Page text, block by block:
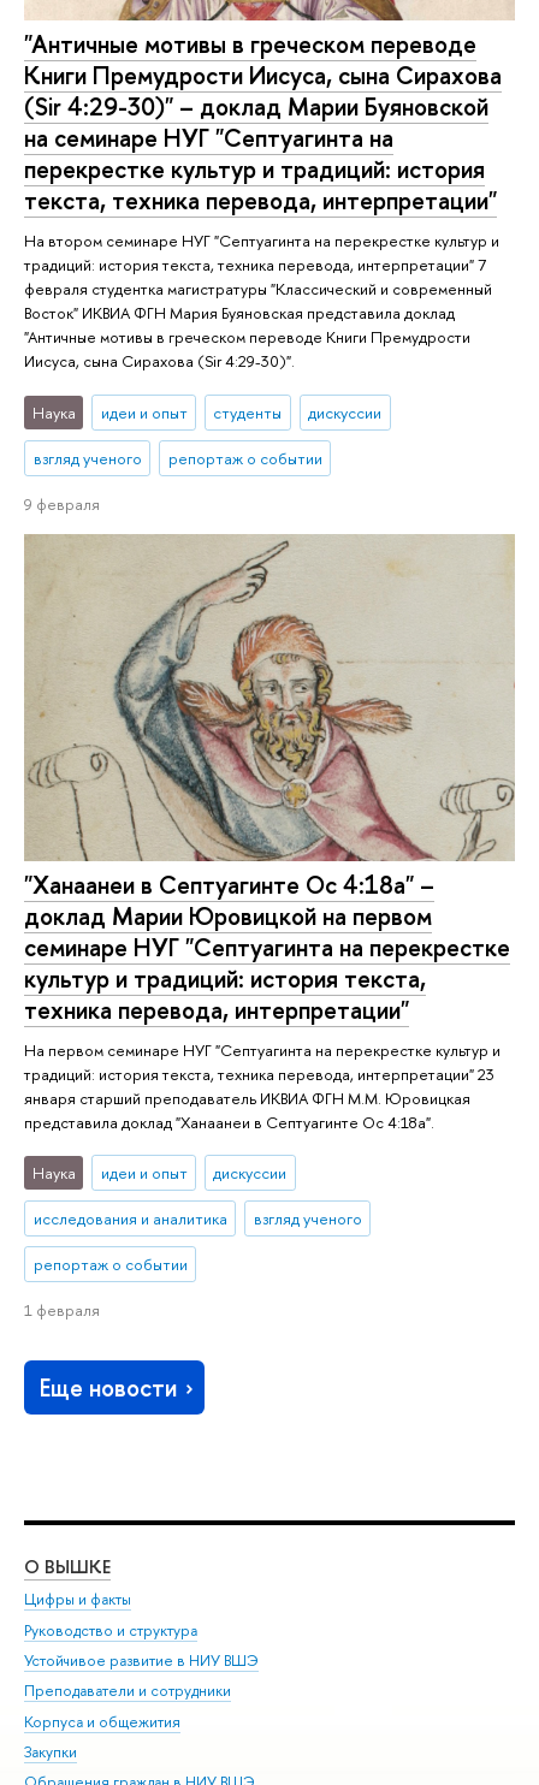
"Античные мотивы в греческом переводе
Книги Премудрости Иисуса, сына Сирахова
(Sir 4:29-30)" – доклад Марии Буяновской
на семинаре НУГ "Септуагинта на
перекрестке культур и традиций: история
текста, техника перевода, интерпретации"
На втором семинаре НУГ "Септуагинта на перекрестке культур и
традиций: история текста, техника перевода, интерпретации" 7
февраля студентка магистратуры "Классический и современный
Восток" ИКВИА ФГН Мария Буяновская представила доклад
"Античные мотивы в греческом переводе Книги Премудрости
Иисуса, сына Сирахова (Sir 4:29-30)".
Наука идеи и опыт студенты дискуссии
взгляд ученого репортаж о событии
9 февраля
"Ханаанеи в Септуагинте Ос 4:18а" –
доклад Марии Юровицкой на первом
семинаре НУГ "Септуагинта на перекрестке
культур и традиций: история текста,
техника перевода, интерпретации"
На первом семинаре НУГ "Септуагинта на перекрестке культур и
традиций: история текста, техника перевода, интерпретации" 23
января старший преподаватель ИКВИА ФГН М.М. Юровицкая
представила доклад "Ханаанеи в Септуагинте Ос 4:18а".
Наука идеи и опыт дискуссии
исследования и аналитика взгляд ученого
репортаж о событии
1 февраля
Еще новости
О ВЫШКЕ
Цифры и факты
Руководство и структура
Устойчивое развитие в НИУ ВШЭ
Преподаватели и сотрудники
Корпуса и общежития
Закупки